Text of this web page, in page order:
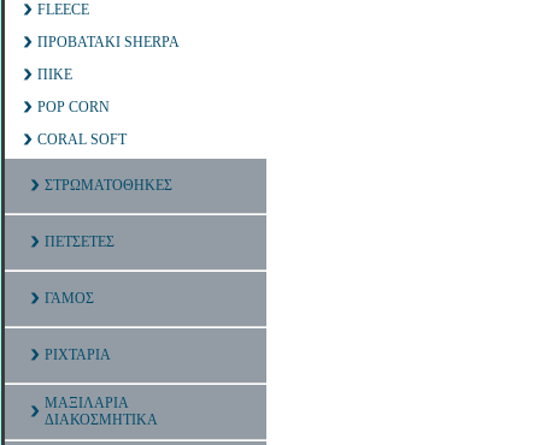
FLEECE
ΠΡΟΒΑΤΑΚΙ SHERPA
ΠΙΚΕ
POP CORN
CORAL SOFT
ΣΤΡΩΜΑΤΟΘΗΚΕΣ
ΠΕΤΣΕΤΕΣ
ΓΑΜΟΣ
ΡΙΧΤΑΡΙΑ
ΜΑΞΙΛΑΡΙΑ
ΔΙΑΚΟΣΜΗΤΙΚΑ